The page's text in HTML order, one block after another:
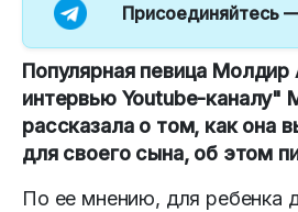
Присоединяйтесь
Популярная певица Молдир
интервью Youtube-каналу"
рассказала о том, как она
для своего сына, об этом
По ее мнению, для ребенка